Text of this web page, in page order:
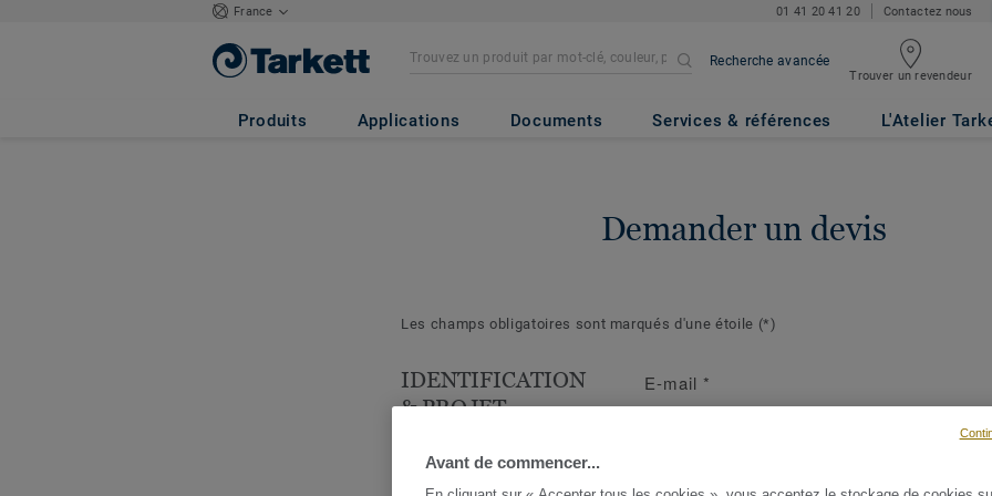
France 01 41 20 41 20 Contactez nous
Recherche avancée
Trouver un revendeur
Produits Applications Documents Services & références L'Atelier
Demander un devis
Les champs obligatoires sont marqués d'une étoile (*)
IDENTIFICATION
& PROJET
nous permettront de mieux
E-mail *
Avant de commencer...